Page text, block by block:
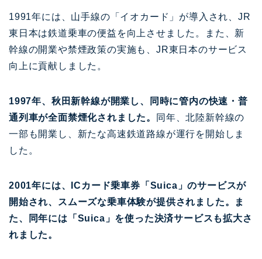
1991年には、山手線の「イオカード」が導入され、JR
東日本は鉄道乗車の便益を向上させました。また、新
幹線の開業や禁煙政策の実施も、JR東日本のサービス
向上に貢献しました。
1997年、秋田新幹線が開業し、同時に管内の快速・普
通列車が全面禁煙化されました。
同年、北陸新幹線の
一部も開業し、新たな高速鉄道路線が運行を開始しま
した。
2001年には、ICカード乗車券「Suica」のサービスが
開始され、スムーズな乗車体験が提供されました。ま
た、同年には「Suica」を使った決済サービスも拡大さ
れました。